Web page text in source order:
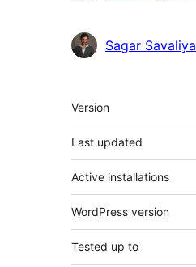
Sagar Savaliya
Meta
Version
Last updated
Active installations
WordPress version
Tested up to